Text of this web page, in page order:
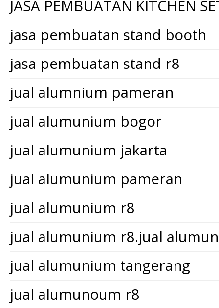
JASA PEMBUATAN KITCHEN
jasa pembuatan stand booth
jasa pembuatan stand r8
jual alumnium pameran
jual alumunium bogor
jual alumunium jakarta
jual alumunium pameran
jual alumunium r8
jual alumunium r8.jual
jual alumunium tangerang
jual alumunoum r8